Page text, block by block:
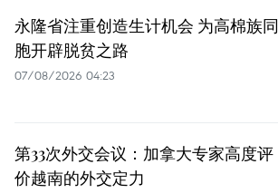
永隆省注重创造生计机会 为高棉族同
胞开辟脱贫之路
07/08/2026 04:23
第33次外交会议：加拿大专家高度评
价越南的外交定力